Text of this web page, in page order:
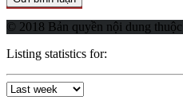
© 2018 Bản quyền nội dung
Listing statistics for: